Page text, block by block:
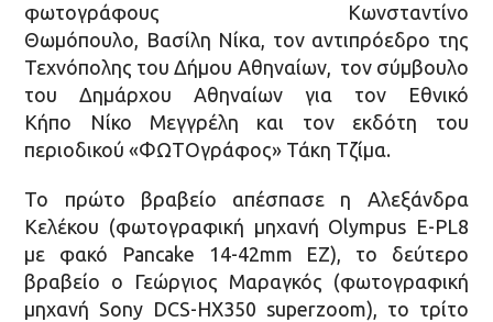
φωτογράφους Κωνσταντίνο
Θωμόπουλο, Βασίλη Νίκα, τον αντιπρόεδρο της
Τεχνόπολης του Δήμου Αθηναίων, τον σύμβουλο
του Δημάρχου Αθηναίων για τον Εθνικό
Κήπο Νίκο Μεγγρέλη και τον εκδότη του
περιοδικού «ΦΩΤΟγράφος» Τάκη Τζίμα.
Το πρώτο βραβείο απέσπασε η Αλεξάνδρα
Κελέκου (φωτογραφική μηχανή Olympus E-PL8
με φακό Pancake 14-42mm EZ), το δεύτερο
βραβείο ο Γεώργιος Μαραγκός (φωτογραφική
μηχανή Sony DCS-HX350 superzoom), το τρίτο